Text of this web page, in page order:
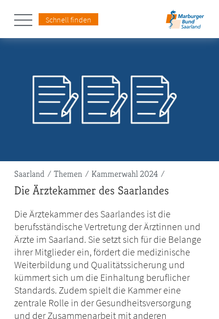
Schnell finden
Pfadnavigation
Saarland Themen Kammerwahl 2024
Die Ärztekammer des Saarlandes
Die Ärztekammer des Saarlandes ist die
berufsständische Vertretung der Ärztinnen und
Ärzte im Saarland. Sie setzt sich für die Belange
ihrer Mitglieder ein, fördert die medizinische
Weiterbildung und Qualitätssicherung und
kümmert sich um die Einhaltung beruflicher
Standards. Zudem spielt die Kammer eine
zentrale Rolle in der Gesundheitsversorgung
und der Zusammenarbeit mit anderen